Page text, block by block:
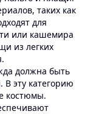
таких как
для
или кашемира
из легких
должна быть
эту категорию
костюмы.